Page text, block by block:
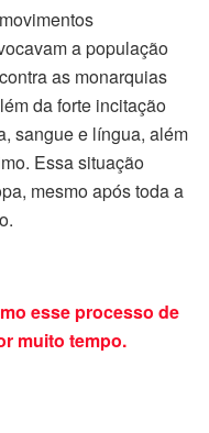
a população
as monarquias
da forte incitação
sangue e língua, além
Essa situação
mesmo após toda a
esse processo de
muito tempo.